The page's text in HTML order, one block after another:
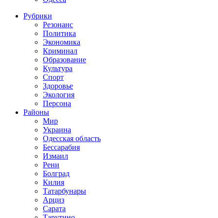
Рубрики
Резонанс
Политика
Экономика
Криминал
Образование
Культура
Спорт
Здоровье
Экология
Персона
Районы
Мир
Украина
Одесская область
Бессарабия
Измаил
Рени
Болград
Килия
Татарбунары
Арциз
Сарата